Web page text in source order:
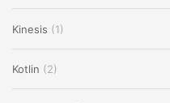
Kinesis (1)
Kotlin (2)